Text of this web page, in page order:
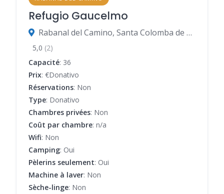
Refugio Gaucelmo
Rabanal del Camino, Santa Colomba de Somoza, León, Espagne
5,0 (2)
Capacité: 36
Prix: €Donativo
Réservations: Non
Type: Donativo
Chambres privées: Non
Coût par chambre: n/a
Wifi: Non
Camping: Oui
Pèlerins seulement: Oui
Machine à laver: Non
Sèche-linge: Non